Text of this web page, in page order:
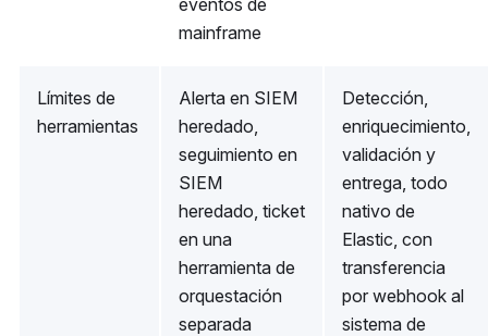
mainframe
Límites de
herramientas
Alerta en SIEM
heredado,
seguimiento en
SIEM
heredado, ticket
en una
herramienta de
orquestación
separada
Detección,
enriquecimiento,
validación y
entrega, todo
nativo de
Elastic, con
transferencia
por webhook al
sistema de